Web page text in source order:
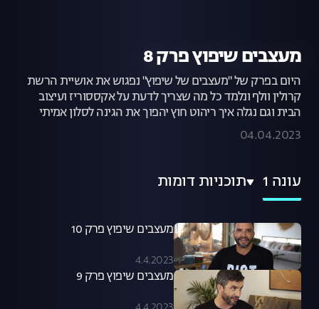
מעצבים שיפוץ פרק 8
היום בפרק של "מעצבים של שיפוץ" נפגוש את אושיית הרשת
קרולין וולף ונלמד כל מה שצריך לדעת על אקססוריז ועיצוב
הבית וגם נגלה איך ריהוט חוץ יהפוך את הגינה לסלון אמיתי
04.04.2023
עונה 1 תוכניות דומות
מעצבים שיפוץ פרק 10
4.4.2023
מעצבים שיפוץ פרק 9